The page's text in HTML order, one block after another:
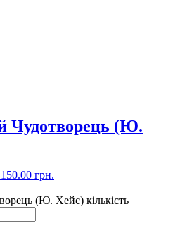
Чудотворець (Ю.
150.00 грн.
(Ю. Хейс) кількість